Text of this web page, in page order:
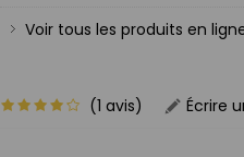
Voir tous les produits en
(1 avis) Écrire